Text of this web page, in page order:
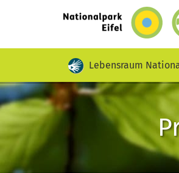
Video mit
Lebensraum